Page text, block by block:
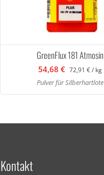
GreenFlux 181 Atmosin
54,68 € 72,91 € / kg
Pulver für Silberhartlote
Kontakt